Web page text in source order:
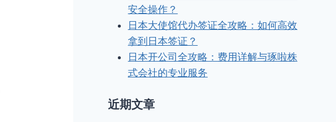
安全操作？
日本大使馆代办签证全攻略：如何高效
拿到日本签证？
日本开公司全攻略：费用详解与琢啦株
式会社的专业服务
近期文章